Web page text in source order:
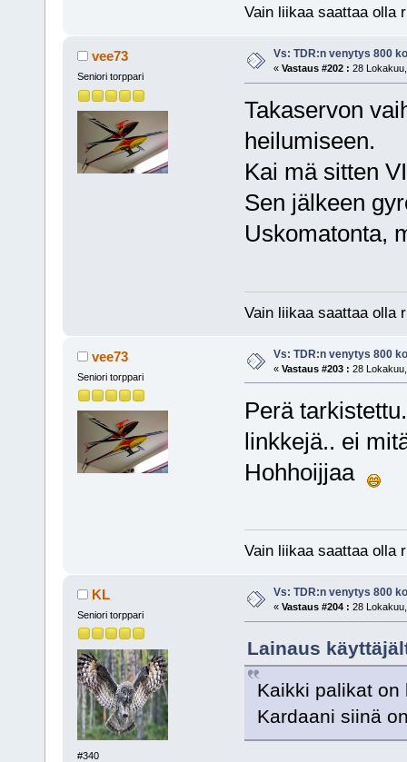
Vain liikaa saattaa olla
vee73
Seniori torppari
Vs: TDR:n venytys 800
« Vastaus #202 : 28
Takaservon
heilumiseen.
Kai mä sitten
Sen jälkeen
Uskomatonta,
Vain liikaa saattaa olla
vee73
Seniori torppari
Vs: TDR:n venytys 800
« Vastaus #203 : 28
Perä
linkkejä.. ei
Hohhoijjaa
Vain liikaa saattaa olla
KL
Seniori torppari
#340
Vs: TDR:n venytys 800
« Vastaus #204 : 28
Lainaus
Kaikki palikat on
Kardaani siinä